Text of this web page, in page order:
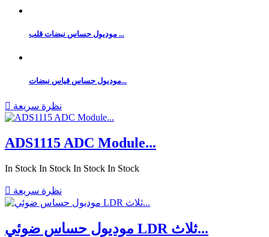
موديول حساس نبضات قلب ...
موديول حساس قياس نبضات...
 نظرة سريعة
ADS1115 ADC Module...
In Stock In Stock In Stock In Stock
 نظرة سريعة
موديول حساس ضوئي LDR ثلاث...